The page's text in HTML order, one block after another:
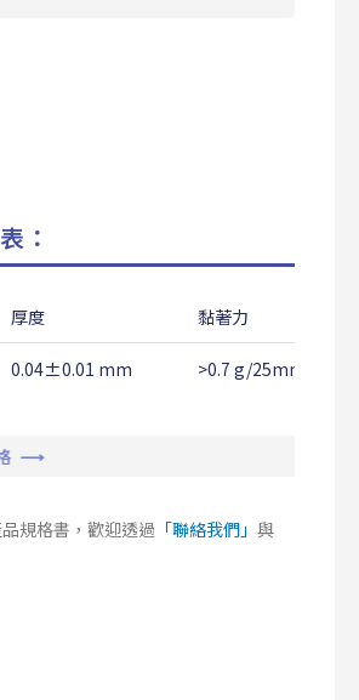
：
厚度 黏著力
0.04±0.01 mm >0.7 g/25mm
⟶
規格書，歡迎透過 「聯絡我們」 與